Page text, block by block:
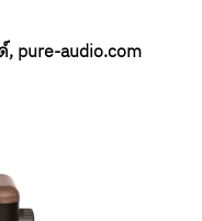
, pure-audio.com